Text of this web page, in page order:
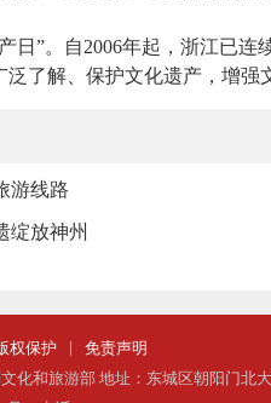
”。自2006年起，浙江已连
了解、保护文化遗产，增强
游线路
绽放神州